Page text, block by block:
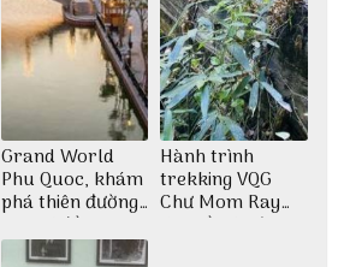
Grand World
Phu Quoc, khám
phá thiên đường
giải trí đầy sôi
động
Hành trình
trekking VQG
Chư Mom Ray
tìm về núi rừng